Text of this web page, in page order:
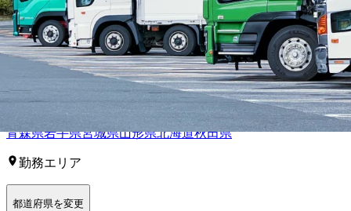
町石川郡古殿町 田村郡三春町 双葉郡楢葉町
【北海道・東北】他の都道府県から準
中型トラック・準中型免許ドライバー
求人を
探す
青森県岩手県宮城県山形県北海道秋田県
勤務エリア
都道府県を変更